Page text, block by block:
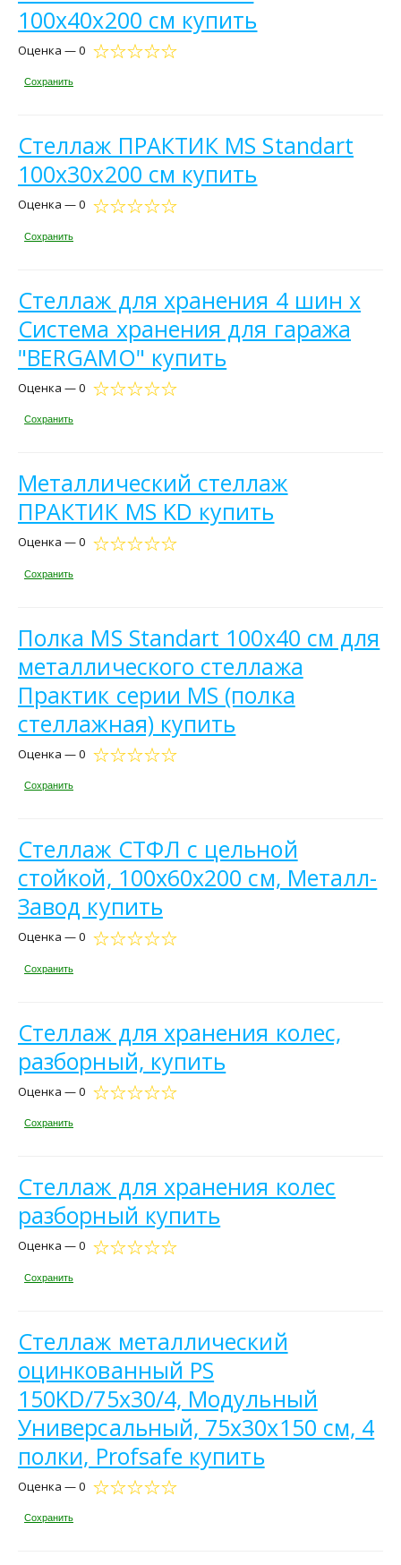
100х40х200 см купить
Оценка — 0
Сохранить
Стеллаж ПРАКТИК MS Standart
100х30х200 см купить
Оценка — 0
Сохранить
Стеллаж для хранения 4 шин х
Система хранения для гаража
"BERGAMO" купить
Оценка — 0
Сохранить
Металлический стеллаж
ПРАКТИК MS KD купить
Оценка — 0
Сохранить
Полка MS Standart 100х40 см для
металлического стеллажа
Практик серии MS (полка
стеллажная) купить
Оценка — 0
Сохранить
Стеллаж СТФЛ с цельной
стойкой, 100х60х200 см, Металл-
Завод купить
Оценка — 0
Сохранить
Стеллаж для хранения колес,
разборный, купить
Оценка — 0
Сохранить
Стеллаж для хранения колес
разборный купить
Оценка — 0
Сохранить
Стеллаж металлический
оцинкованный PS
150KD/75x30/4, Модульный
Универсальный, 75х30x150 см, 4
полки, Profsafe купить
Оценка — 0
Сохранить